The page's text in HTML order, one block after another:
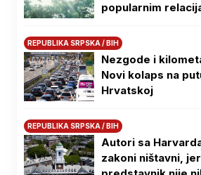
popularnim
REPUBLIKA SRPSKA / BIH
Nezgode i
Novi kolaps na
Hrvatskoj
REPUBLIKA SRPSKA / BIH
Autori sa
zakoni ništavni,